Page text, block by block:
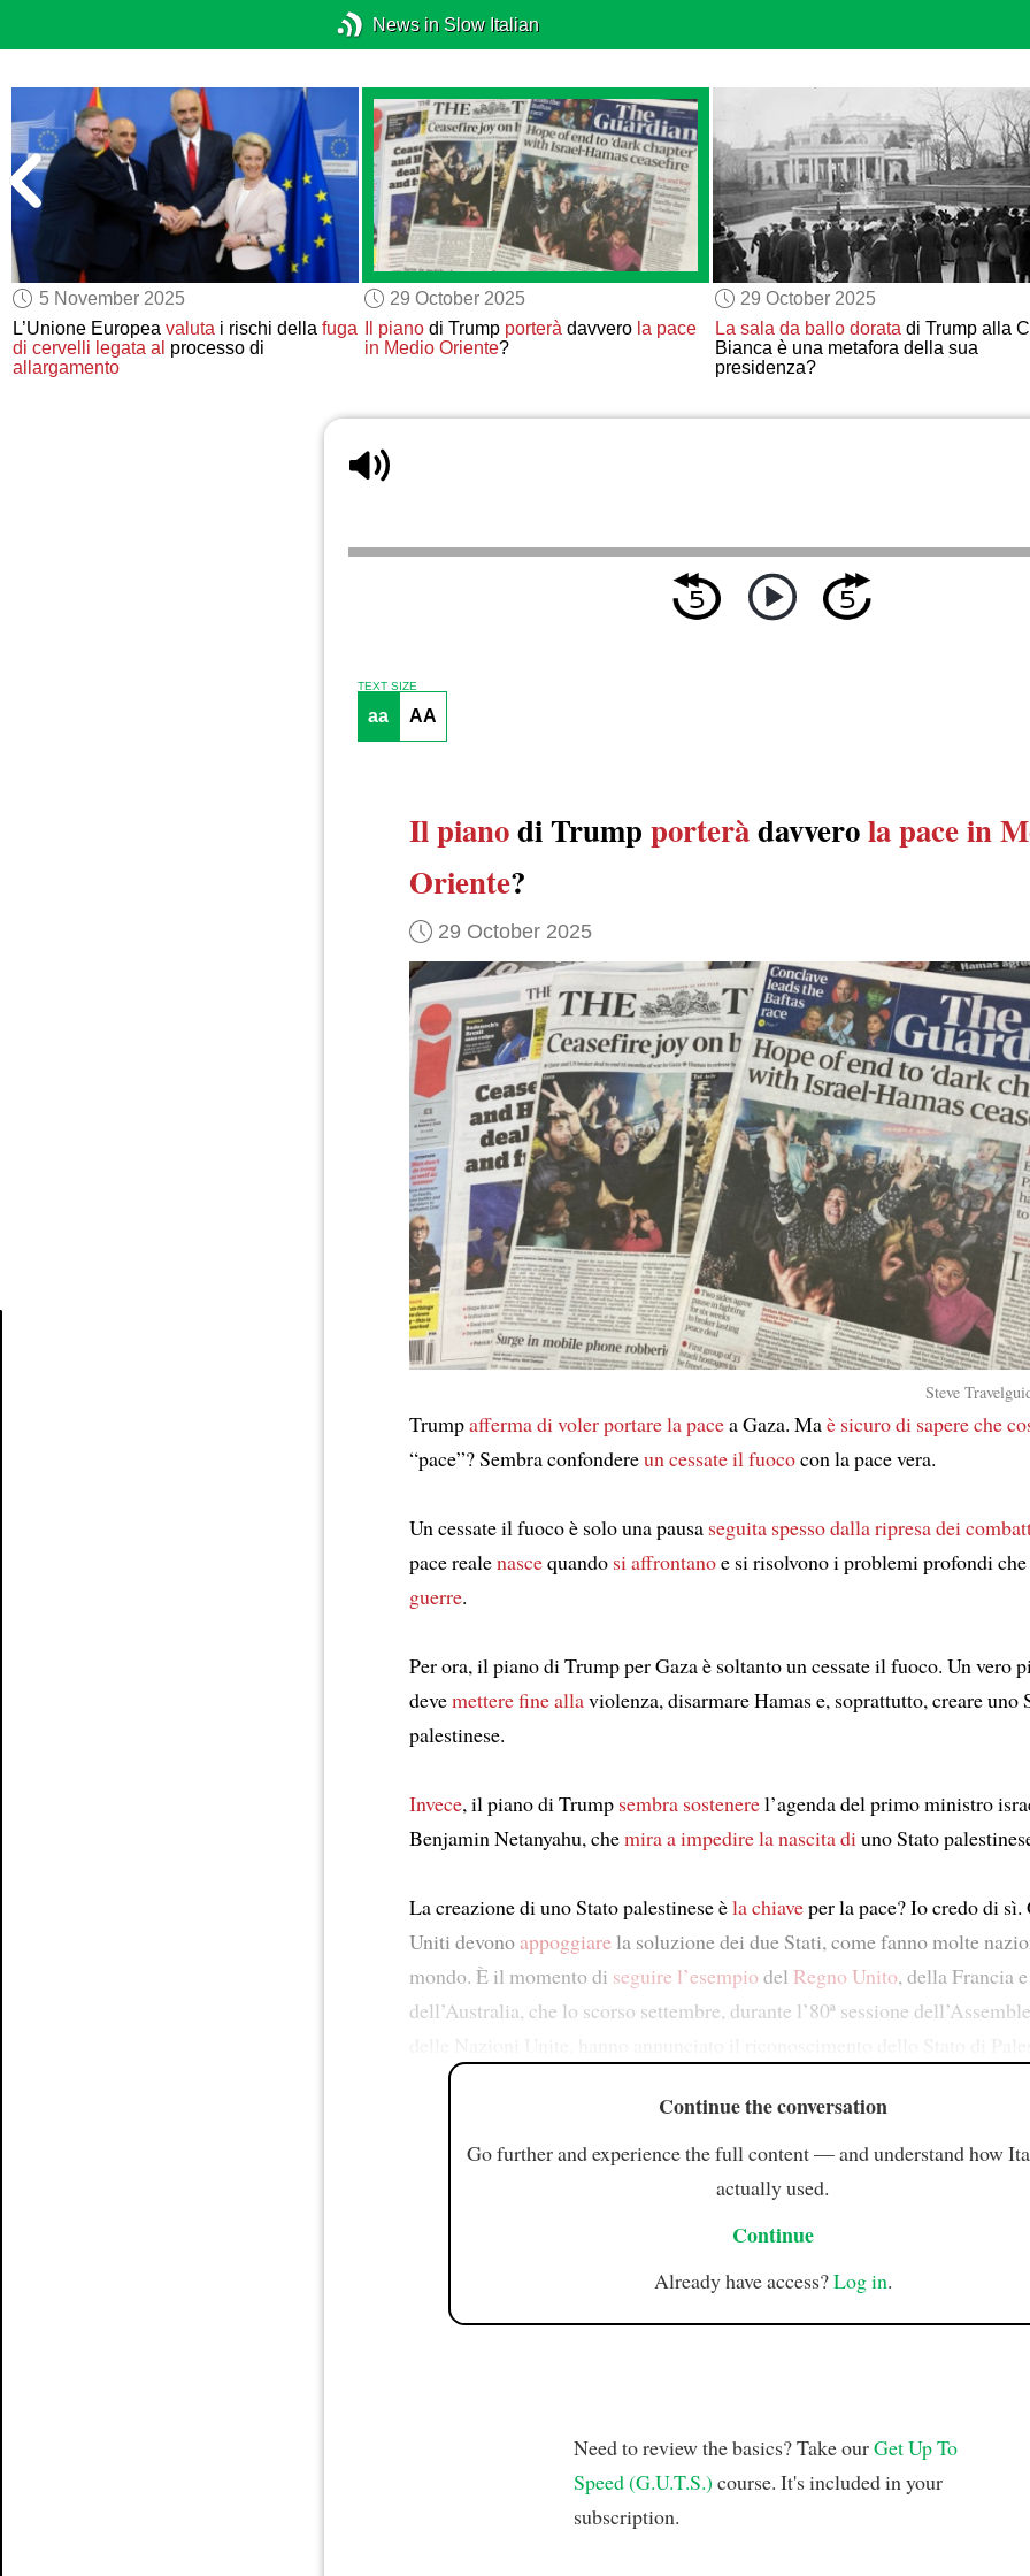
News in Slow Italian
5 November 2025
L’Unione Europeavaluta i rischi dellafuga
di cervelli legata al processo di
allargamento
29 October 2025
Il pianodi Trump porteràdavvero la pace
in Medio Oriente?
29 October 2025
La sala da ballo doratadi Trump alla
Bianca è una metafora della sua
presidenza?
TEXT SIZE
aa AA
Il pianodi Trump porteràdavverola pace in
Oriente?
29 October 2025
Steve
Trumpafferma di voler portare la pacea Gaza. Maè sicuro di sapereche
“pace”? Sembra confondereun cessate il fuococon la pace vera.
Un cessate il fuoco è solo una pausa seguita spesso dallaripresa dei
pace realenascequando si affrontanoe si risolvono i problemi profondi
guerre.
Per ora, il piano di Trump per Gaza è soltanto un cessate il fuoco. Un vero
devemettere fine allaviolenza, disarmare Hamas e, soprattutto, creare uno
palestinese.
Invece, il piano di Trump sembra sostenerel’agenda del primo ministro
Benjamin Netanyahu, chemira a impedirela nascita di uno Stato
La creazione di uno Stato palestinese èla chiaveper la pace? Io credo di
Uniti devonoappoggiarela soluzione dei due Stati, come fanno molte
mondo. È il momento di seguire l’esempio del Regno Unito, della Francia e
dell’Australia, che lo scorso settembre, durante l’80ª sessione
Continue the conversation
Go further and experience the full content — and understand how
actually used.
Continue
Already have access?Log in.
Need to review the basics? Take ourGet Up To
Speed (G.U.T.S.) course. It's included in your
subscription.